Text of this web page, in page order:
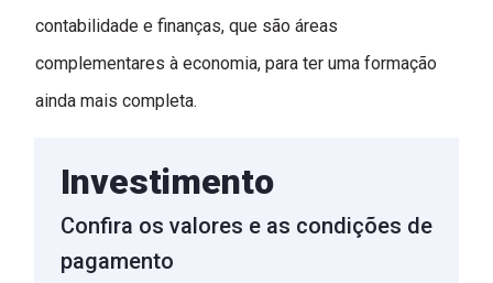
contabilidade e finanças, que são áreas
complementares à economia, para ter uma formação
ainda mais completa.
Investimento
Confira os valores e as condições de
pagamento